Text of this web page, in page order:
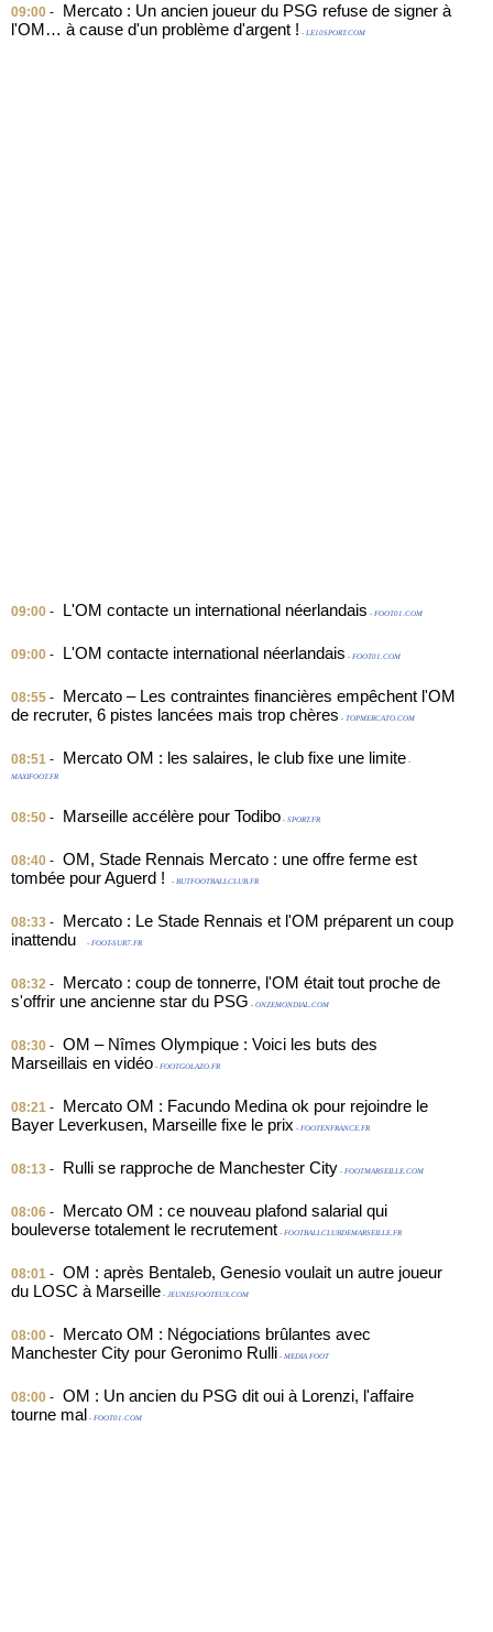
09:00 -
Mercato : Un ancien joueur du PSG refuse de signer à
l'OM… à cause d'un problème d'argent ! - LE10SPORT.COM
09:00 - L'OM contacte un international néerlandais - FOOT01.COM
09:00 - L'OM contacte international néerlandais - FOOT01.COM
08:55 -
Mercato – Les contraintes financières empêchent l'OM
de recruter, 6 pistes lancées mais trop chères - TOPMERCATO.COM
08:51 - Mercato OM : les salaires, le club fixe une limite -
MAXIFOOT.FR
08:50 - Marseille accélère pour Todibo - SPORT.FR
08:40 - OM, Stade Rennais Mercato : une offre ferme est
tombée pour Aguerd !
- BUTFOOTBALLCLUB.FR
08:33 -
Mercato : Le Stade Rennais et l'OM préparent un coup
inattendu
- FOOT-SUR7.FR
08:32 -
Mercato : coup de tonnerre, l'OM était tout proche de
s'offrir une ancienne star du PSG - ONZEMONDIAL.COM
08:30 - OM – Nîmes Olympique : Voici les buts des
Marseillais en vidéo - FOOTGOLAZO.FR
08:21 -
Mercato OM : Facundo Medina ok pour rejoindre le
Bayer Leverkusen, Marseille fixe le prix - FOOTENFRANCE.FR
08:13 - Rulli se rapproche de Manchester City - FOOTMARSEILLE.COM
08:06 -
Mercato OM : ce nouveau plafond salarial qui
bouleverse totalement le recrutement - FOOTBALLCLUBDEMARSEILLE.FR
08:01 - OM : après Bentaleb, Genesio voulait un autre joueur
du LOSC à Marseille - JEUNESFOOTEUX.COM
08:00 -
Mercato OM : Négociations brûlantes avec
Manchester City pour Geronimo Rulli - MEDIA FOOT
08:00 - OM : Un ancien du PSG dit oui à Lorenzi, l'affaire
tourne mal - FOOT01.COM